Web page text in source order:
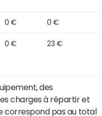
0 € 0 €
0 € 23 €
des
charges à répartir et
correspond pas au total